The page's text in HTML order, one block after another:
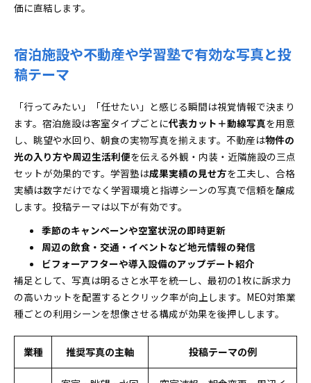
価に直結します。
宿泊施設や不動産や学習塾で有効な写真と投
稿テーマ
「行ってみたい」「任せたい」と感じる瞬間は視覚情報で決まり
ます。宿泊施設は客室タイプごとに代表カット＋動線写真を用意
し、眺望や水回り、朝食の実物写真を揃えます。不動産は物件の
光の入り方や周辺生活利便を伝える外観・内装・近隣施設の三点
セットが効果的です。学習塾は成果実績の見せ方を工夫し、合格
実績は数字だけでなく学習環境と指導シーンの写真で信頼を醸成
します。投稿テーマは以下が有効です。
季節のキャンペーンや空室状況の即時更新
周辺の飲食・交通・イベントなど地元情報の発信
ビフォーアフターや導入設備のアップデート紹介
補足として、写真は明るさと水平を統一し、最初の1枚に訴求力
の高いカットを配置するとクリック率が向上します。MEO対策業
種ごとの利用シーンを想像させる構成が効果を後押しします。
業種 推奨写真の主軸 投稿テーマの例